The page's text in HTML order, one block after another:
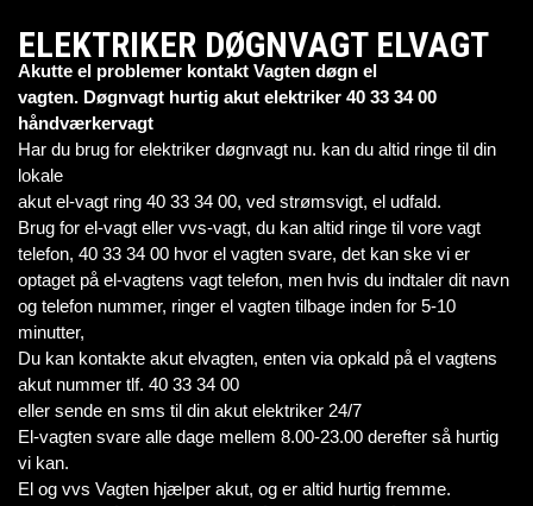
ELEKTRIKER DØGNVAGT ELVAGT
Akutte el problemer kontakt Vagten døgn el
vagten. Døgnvagt hurtig akut elektriker 40 33 34 00
håndværkervagt
Har du brug for elektriker døgnvagt nu. kan du altid ringe til din
lokale
akut el-vagt ring 40 33 34 00, ved strømsvigt, el udfald.
Brug for el-vagt eller vvs-vagt, du kan altid ringe til vore vagt
telefon, 40 33 34 00 hvor el vagten svare, det kan ske vi er
optaget på el-vagtens vagt telefon, men hvis du indtaler dit navn
og telefon nummer, ringer el vagten tilbage inden for 5-10
minutter,
Du kan kontakte akut elvagten, enten via opkald på el vagtens
akut nummer tlf. 40 33 34 00
eller sende en sms til din akut elektriker 24/7
El-vagten svare alle dage mellem 8.00-23.00 derefter så hurtig
vi kan.
El og vvs Vagten hjælper akut, og er altid hurtig fremme.